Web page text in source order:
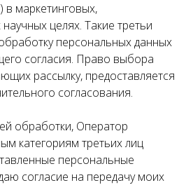
в маркетинговых,
целях. Такие третьи
персональных данных
согласия. Право выбора
рассылку, предоставляется
согласования.
обработки, Оператор
категориям третьих лиц
персональные
согласие на передачу моих